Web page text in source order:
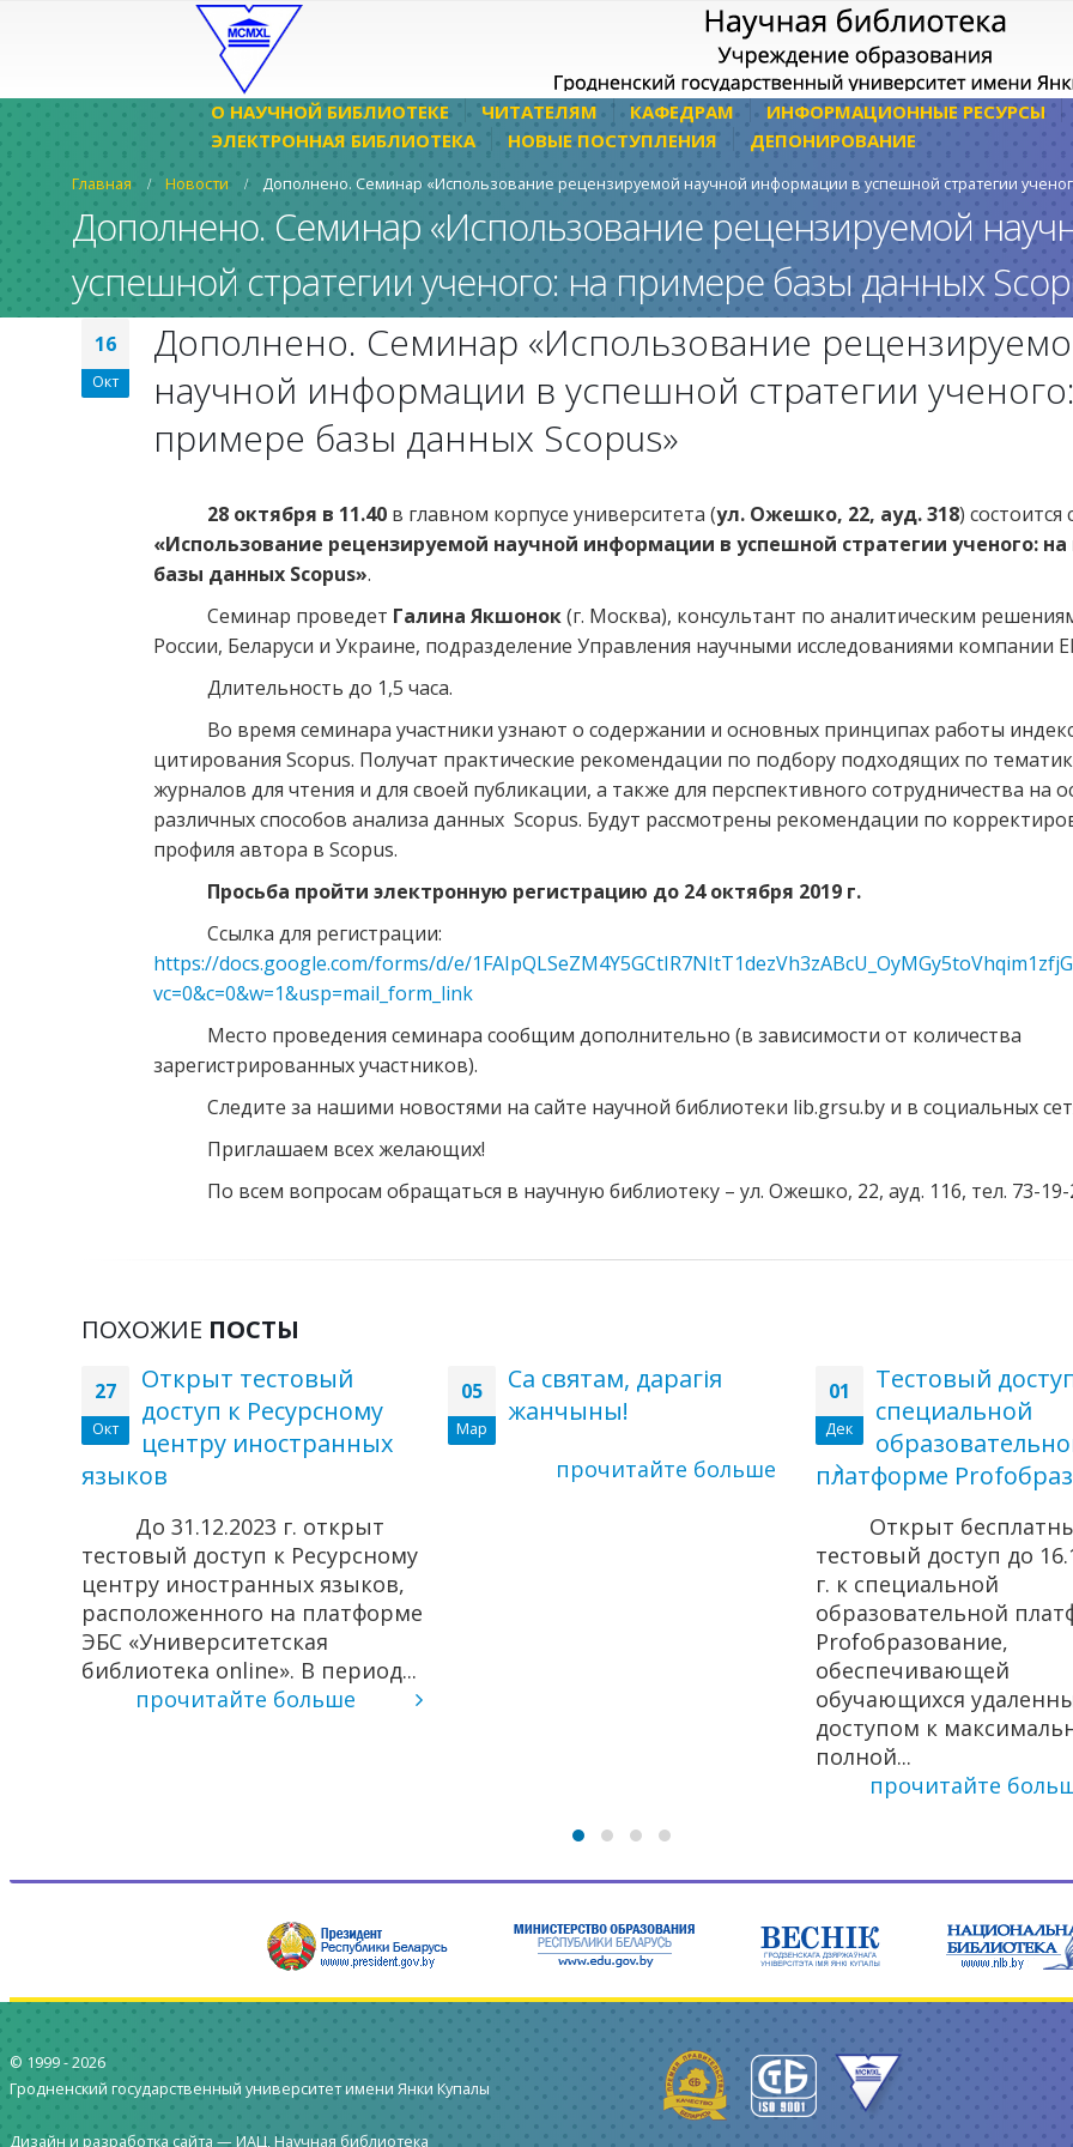
О НАУЧНОЙ БИБЛИОТЕКЕ ЧИТАТЕЛЯМ КАФЕДРАМ ИНФОРМАЦИОННЫЕ РЕСУРСЫ
ЭЛЕКТРОННАЯ БИБЛИОТЕКА
НОВЫЕ ПОСТУПЛЕНИЯ ДЕПОНИРОВАНИЕ
Главная Новости Дополнено. Семинар «Использование рецензируемой научной информации в успешной стратегии
Дополнено. Семинар «Использование рецензируемой
успешной стратегии ученого: на примере базы данных
16
Окт
Дополнено. Семинар «Использование
научной информации в успешной стратегии
примере базы данных Scopus»
28 октября в 11.40в главном корпусе университета (ул. Ожешко, 22, ауд. 318) состоится
«Использование рецензируемой научной информации в успешной стратегии ученого:
базы данных Scopus».
Семинар проведет Галина Якшонок(г. Москва), консультант по аналитическим
России, Беларуси и Украине, подразделение Управления научными исследованиями компании
Длительность до 1,5 часа.
Во время семинара участники узнают о содержании и основных принципах работы
цитирования Scopus. Получат практические рекомендации по подбору подходящих по
журналов для чтения и для своей публикации, а также для перспективного сотрудничества на
различных способов анализа данных Scopus. Будут рассмотрены рекомендации по
профиля автора в Scopus.
Просьба пройти электронную регистрацию до 24 октября 2019 г.
Ссылка для регистрации:
https://docs.google.com/forms/d/e/
vc=0&c=0&w=1&usp=mail_form_link
Место проведения семинара сообщим дополнительно (в зависимости от количества
зарегистрированных участников).
Следите за нашими новостями на сайте научной библиотеки lib.grsu.by и в социальных
Приглашаем всех желающих!
По всем вопросам обращаться в научную библиотеку – ул. Ожешко, 22, ауд. 116, тел. 73-19-
ПОХОЖИЕ ПОСТЫ
27
Окт
Открыт тестовый
доступ к Ресурсному
центру иностранных
языков
До 31.12.2023 г. открыт
тестовый доступ к Ресурсному
центру иностранных языков,
расположенного на платформе
ЭБС «Университетская
библиотека online». В период...
прочитайте больше
05
Мар
Са святам, дарагія
жанчыны!
прочитайте больше
01
Дек
Тестовый
специальной
платформе
Открыт
тестовый доступ до
г. к специальной
образовательной
Profобразование,
обеспечивающей
обучающихся
доступом к
полной...
прочитайте
© 1999 -2026
Гродненский государственный университет имени Янки Купалы
Дизайн и разработка сайта —ИАЦ, Научная библиотека